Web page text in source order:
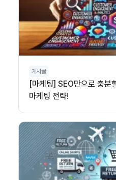
게시글
[마케팅] SEO만으로 충분
마케팅 전략!